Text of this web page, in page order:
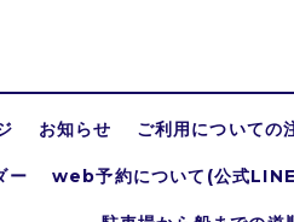
お知らせ ご利用についての
ー web予約について(公式